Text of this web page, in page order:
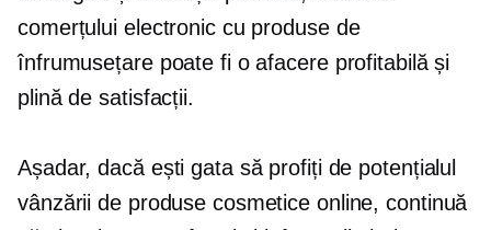
comerțului electronic cu produse de
înfrumusețare poate fi o afacere profitabilă și
plină de satisfacții.
Așadar, dacă ești gata să profiți de potențialul
vânzării de produse cosmetice online, continuă